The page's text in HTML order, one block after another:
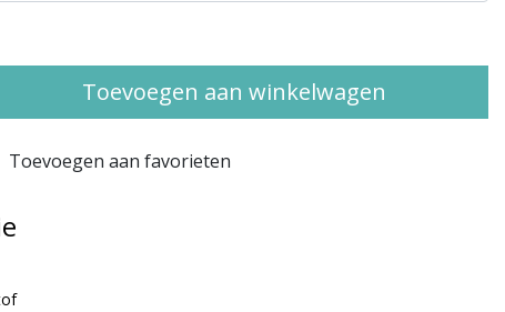
Toevoegen aan winkelwagen
Toevoegen aan favorieten